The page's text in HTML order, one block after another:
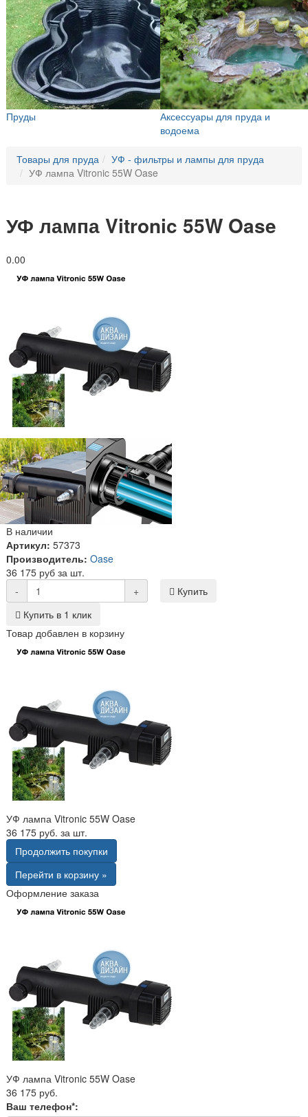
Пруды
Аксессуары для пруда и
водоема
Товары для пруда
УФ - фильтры и лампы для пруда
УФ лампа Vitronic 55W Oase
УФ лампа Vitronic 55W Oase
0.00
В наличии
Артикул: 57373
Производитель: Oase
36 175 руб за шт.
-
+
Купить
Купить в 1 клик
Товар добавлен в корзину
УФ лампа Vitronic 55W Oase
36 175 руб. за шт.
Продолжить покупки
Перейти в корзину »
Оформление заказа
УФ лампа Vitronic 55W Oase
36 175 руб.
Ваш телефон*: